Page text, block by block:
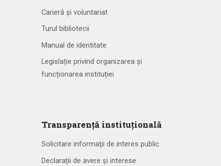
Carieră și voluntariat
Turul bibliotecii
Manual de identitate
Legislație privind organizarea și
funcționarea instituției
Transparență instituțională
Solicitare informaţii de interes public
Declarații de avere și interese